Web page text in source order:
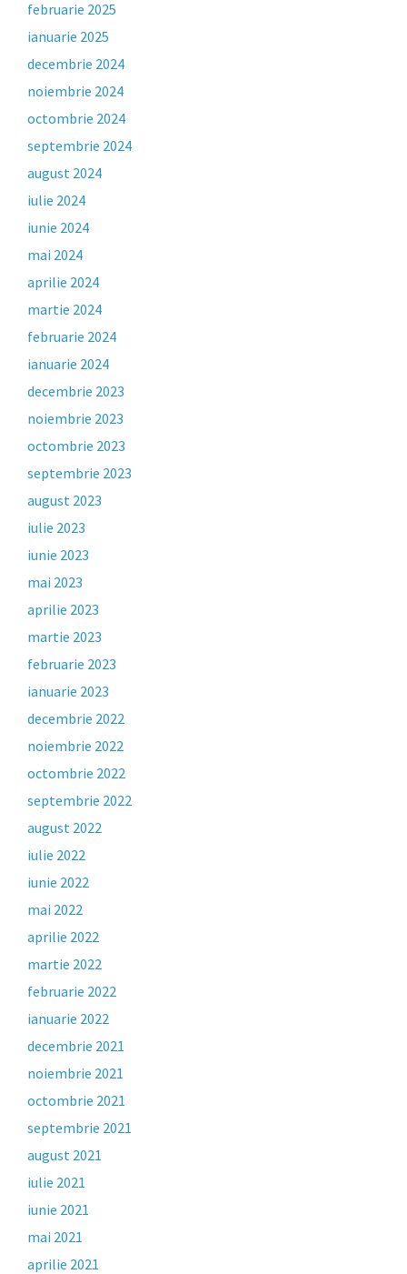
februarie 2025
ianuarie 2025
decembrie 2024
noiembrie 2024
octombrie 2024
septembrie 2024
august 2024
iulie 2024
iunie 2024
mai 2024
aprilie 2024
martie 2024
februarie 2024
ianuarie 2024
decembrie 2023
noiembrie 2023
octombrie 2023
septembrie 2023
august 2023
iulie 2023
iunie 2023
mai 2023
aprilie 2023
martie 2023
februarie 2023
ianuarie 2023
decembrie 2022
noiembrie 2022
octombrie 2022
septembrie 2022
august 2022
iulie 2022
iunie 2022
mai 2022
aprilie 2022
martie 2022
februarie 2022
ianuarie 2022
decembrie 2021
noiembrie 2021
octombrie 2021
septembrie 2021
august 2021
iulie 2021
iunie 2021
mai 2021
aprilie 2021